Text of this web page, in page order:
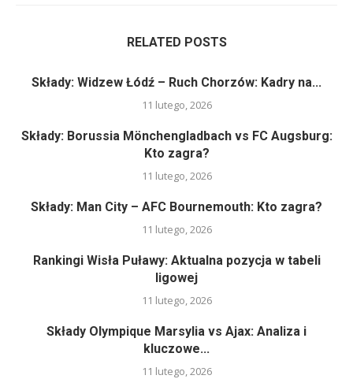
RELATED POSTS
Składy: Widzew Łódź – Ruch Chorzów: Kadry na...
11 lutego, 2026
Składy: Borussia Mönchengladbach vs FC Augsburg:
Kto zagra?
11 lutego, 2026
Składy: Man City – AFC Bournemouth: Kto zagra?
11 lutego, 2026
Rankingi Wisła Puławy: Aktualna pozycja w tabeli
ligowej
11 lutego, 2026
Składy Olympique Marsylia vs Ajax: Analiza i
kluczowe...
11 lutego, 2026